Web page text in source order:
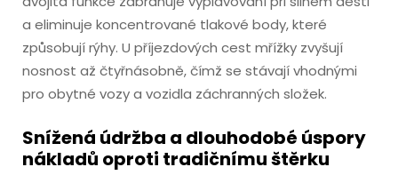
a eliminuje koncentrované tlakové body, které
způsobují rýhy. U příjezdových cest mřížky zvyšují
nosnost až čtyřnásobně, čímž se stávají vhodnými
pro obytné vozy a vozidla záchranných složek.
Snížená údržba a dlouhodobé úspory
nákladů oproti tradičnímu štěrku